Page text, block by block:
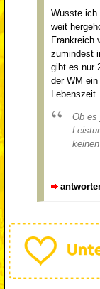
Wusste ich
weit
Frankreich
zumindest
gibt es nur
der WM
Lebenszeit.
Ob es